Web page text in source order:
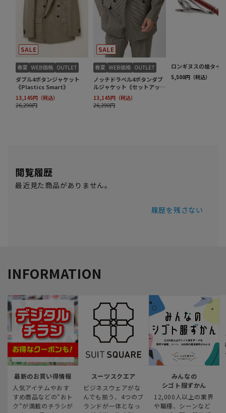
閲覧履歴
最近見た商品がありません。
履歴を残さない
INFORMATION
最新のお買い得情報
人気アイテムやおす
すめ商品などの“おト
ク“が満載のチラシが
スーツスクエア
ビジネスウェアがな
んでも揃う、4つのブ
ランドが一体となっ
みんなの
シゴト服ずかん
12,000人以上の業界
や職種、シーンなど